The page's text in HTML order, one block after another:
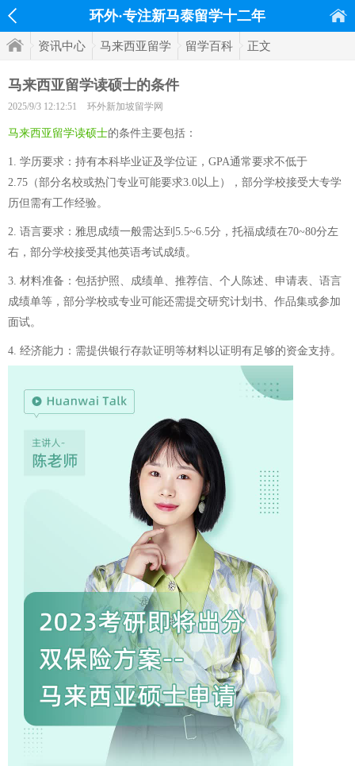
环外·专注新马泰留学十二年
资讯中心 马来西亚留学 留学百科 正文
马来西亚留学读硕士的条件
2025/9/3 12:12:51 环外新加坡留学网
马来西亚留学读硕士的条件主要包括：
1. 学历要求：持有本科毕业证及学位证，GPA通常要求不低于
2.75（部分名校或热门专业可能要求3.0以上），部分学校接受大专学
历但需有工作经验。
2. 语言要求：雅思成绩一般需达到5.5~6.5分，托福成绩在70~80分左
右，部分学校接受其他英语考试成绩。
3. 材料准备：包括护照、成绩单、推荐信、个人陈述、申请表、语言
成绩单等，部分学校或专业可能还需提交研究计划书、作品集或参加
面试。
4. 经济能力：需提供银行存款证明等材料以证明有足够的资金支持。